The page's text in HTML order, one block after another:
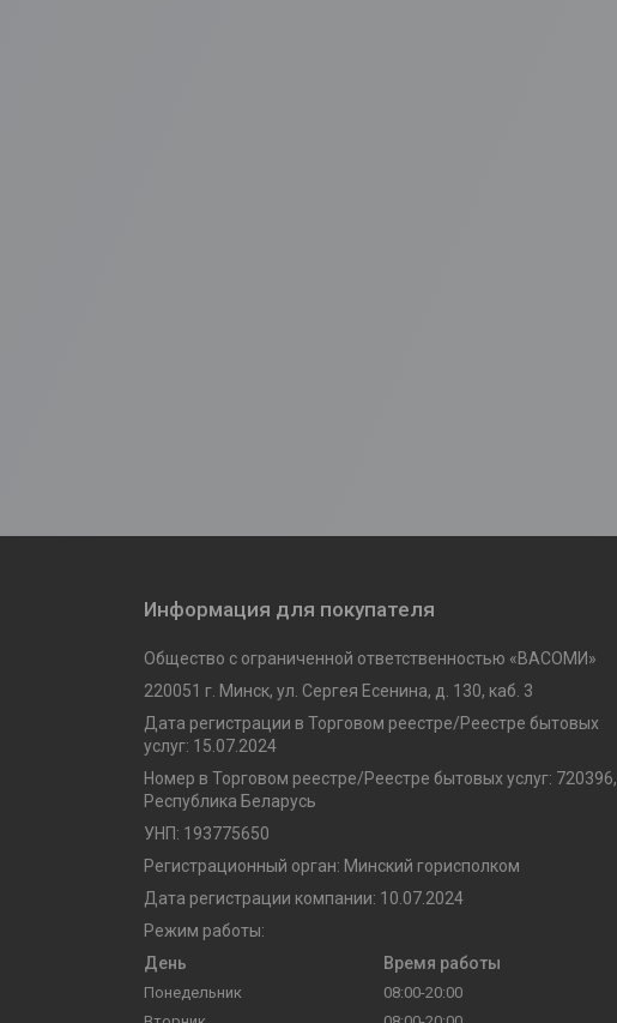
Информация для покупателя
Общество с ограниченной ответственностью «ВАСОМИ»
220051 г. Минск, ул. Сергея Есенина, д. 130, каб. 3
Дата регистрации в Торговом реестре/Реестре бытовых
услуг: 15.07.2024
Номер в Торговом реестре/Реестре бытовых услуг: 720396,
Республика Беларусь
УНП: 193775650
Регистрационный орган: Минский горисполком
Дата регистрации компании: 10.07.2024
Режим работы:
День
Время работы
Понедельник
08:00-20:00